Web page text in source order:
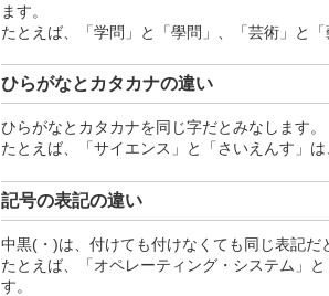
ます。
たとえば、「学問」と「學問」、「芸術」と
ひらがなとカタカナの違い
ひらがなとカタカナを同じ字だとみなします。
たとえば、「サイエンス」と「さいえんす」
記号の表記の違い
中黒(・)は、付けても付けなくても同じ表記だ
たとえば、「オペレーティング・システム」
す。